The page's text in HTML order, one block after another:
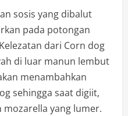
sosis yang dibalut
pada potongan
dari Corn dog
di luar manun lembut
menambahkan
sehingga saat digiit,
mozarella yang lumer.